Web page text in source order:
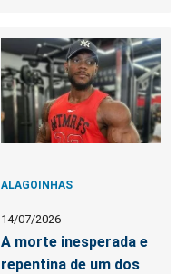
ALAGOINHAS
14/07/2026
A morte inesperada e
repentina de um dos